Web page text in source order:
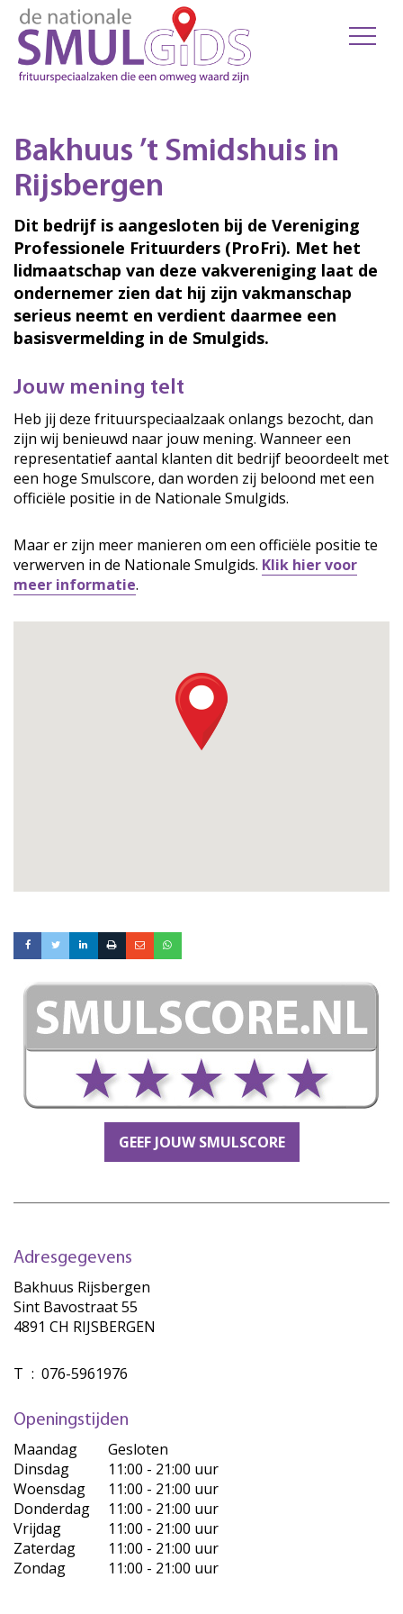
Bakhuus ’t Smidshuis in
Rijsbergen
Dit bedrijf is aangesloten bij de Vereniging
Professionele Frituurders (ProFri). Met het
lidmaatschap van deze vakvereniging laat de
ondernemer zien dat hij zijn vakmanschap
serieus neemt en verdient daarmee een
basisvermelding in de Smulgids.
Jouw mening telt
Heb jij deze frituurspeciaalzaak onlangs bezocht, dan
zijn wij benieuwd naar jouw mening. Wanneer een
representatief aantal klanten dit bedrijf beoordeelt met
een hoge Smulscore, dan worden zij beloond met een
officiële positie in de Nationale Smulgids.
Maar er zijn meer manieren om een officiële positie te
verwerven in de Nationale Smulgids. Klik hier voor
meer informatie.
GEEF JOUW SMULSCORE
Adresgegevens
Bakhuus Rijsbergen
Sint Bavostraat 55
4891 CH RIJSBERGEN
T : 076-5961976
Openingstijden
Maandag
Gesloten
Dinsdag
11:00 - 21:00 uur
Woensdag
11:00 - 21:00 uur
Donderdag
11:00 - 21:00 uur
Vrijdag
11:00 - 21:00 uur
Zaterdag
11:00 - 21:00 uur
Zondag
11:00 - 21:00 uur